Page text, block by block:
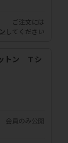
ご注文には
してください
トン Ｔシ
会員のみ公開